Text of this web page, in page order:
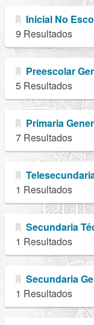
Inicial No
9 Resultados
Preescolar
5 Resultados
Primaria
7 Resultados
1 Resultados
Secundaria
1 Resultados
Secundaria
1 Resultados